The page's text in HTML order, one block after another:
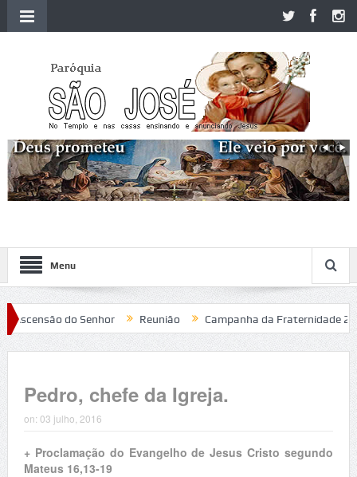
Menu
do Senhor Reunião Campanha da Fraternidade 2020
Pedro, chefe da Igreja.
on: 03 julho, 2016
+ Proclamação do Evangelho de Jesus Cristo segundo
Mateus 16,13-19